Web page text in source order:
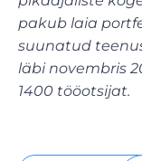
pakub laia
suunatud
läbi novembris
1400 tööotsijat.